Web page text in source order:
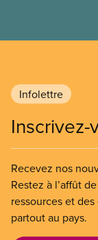
Infolettre
Recevez nos
Restez à l’affût
ressources et
partout au pays.